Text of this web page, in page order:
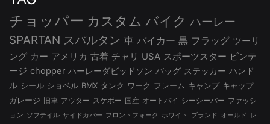
チョッパー カスタム バイク ハーレー
SPARTAN スパルタン 車 バイカー 黒 フラッグ ツーリ
ング カー アメリカ 古着 チャリ USA スポーツスター ビンテ
ージ chopper ハーレーダビッドソン バッグ ステッカー ハンド
ル シール ショベル BMX タンク ワーク フレーム キャンプ キャップ
ガレージ 旧車 アウター スケボー 国産 オートバイ シーシーバー ファッシ
ョン ソフテイル サイドカバー フロントフォーク ホワイト ブランド オールド レ